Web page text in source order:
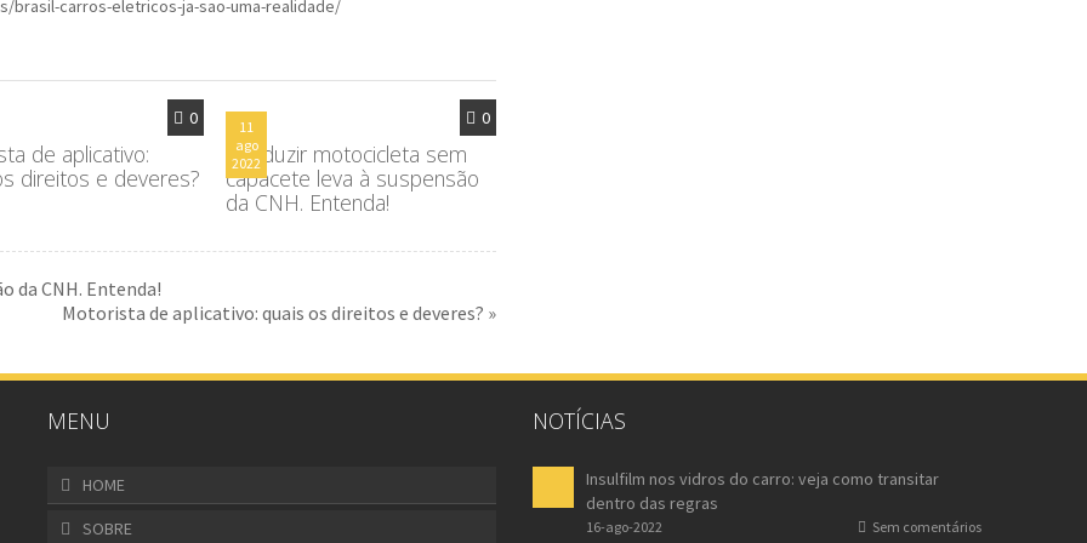
carros-eletricos-ja-sao-uma-realidade/
0
de aplicativo:
direitos e deveres?
11
ago
2022
0
Conduzir motocicleta sem
capacete leva à suspensão
da CNH. Entenda!
da CNH. Entenda!
Motorista de aplicativo: quais os direitos e deveres? »
MENU
HOME
SOBRE
NOTÍCIAS
Insulfilm nos vidros do carro: veja como transitar
dentro das regras
16-ago-2022 Sem comentários